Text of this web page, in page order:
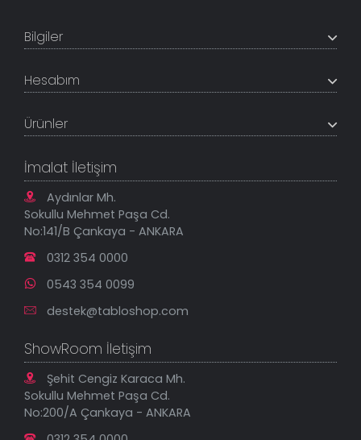
TabloShop, müşteri memnuniyetini en üst seviyede
tutmaya çalışır. Uzman kadrosu ile profesyonel işçilikle
Bilgiler
İletişim Bilgileri
Banka Hesapları
Sık Sorulan Sorular
Hesabım
Tüm Siparişlerim
Geçerli İade Koşulları
Mesafeli Satış Sözleşmesi
Gizlilik Güvenlik Politikası
Ürünler
Tablonu Sen Tasarla
Tablo Saatler
Yeni Eklenenler
En Çok Satılanlar
İndirimli Tablolar
İmalat İletişim
Aydınlar Mh.
Sokullu Mehmet Paşa Cd.
No:141/B Çankaya - ANKARA
0312 354 0000
0543 354 0099
destek@tabloshop.com
ShowRoom İletişim
Şehit Cengiz Karaca Mh.
Sokullu Mehmet Paşa Cd.
No:200/A Çankaya - ANKARA